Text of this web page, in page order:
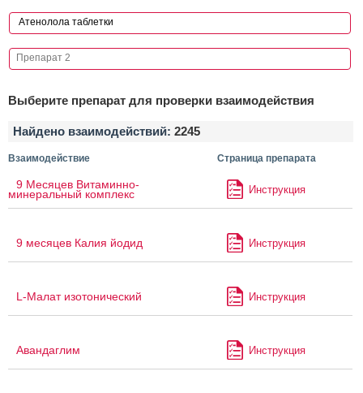
Выберите препарат для проверки взаимодействия
Найдено взаимодействий: 2245
Взаимодействие Страница препарата
9 Месяцев Витаминно-
минеральный комплекс Инструкция
9 месяцев Калия йодид Инструкция
L-Малат изотонический Инструкция
Авандаглим Инструкция